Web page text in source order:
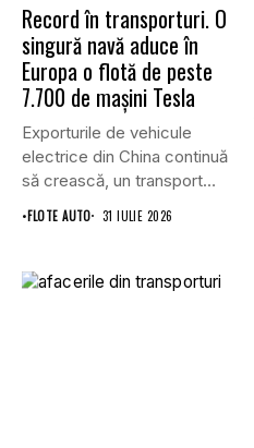
Record în transporturi. O
singură navă aduce în
Europa o flotă de peste
7.700 de mașini Tesla
Exporturile de vehicule
electrice din China continuă
să crească, un transport
record...
•FLOTE AUTO 31 IULIE 2026